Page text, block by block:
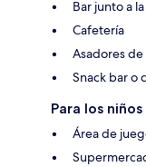
Bar junto a
Cafetería
Asadores
Snack bar o
Para los niños
Área de